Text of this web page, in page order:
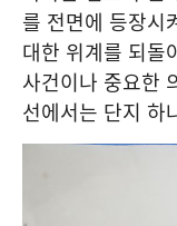
를 전면에 등장시
대한 위계를 되돌
사건이나 중요한
선에서는 단지 하